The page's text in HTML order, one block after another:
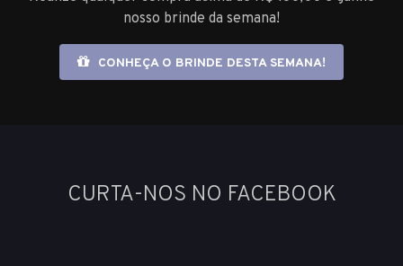
nosso brinde da semana!
CONHEÇA O BRINDE DESTA SEMANA!
CURTA-NOS NO FACEBOOK